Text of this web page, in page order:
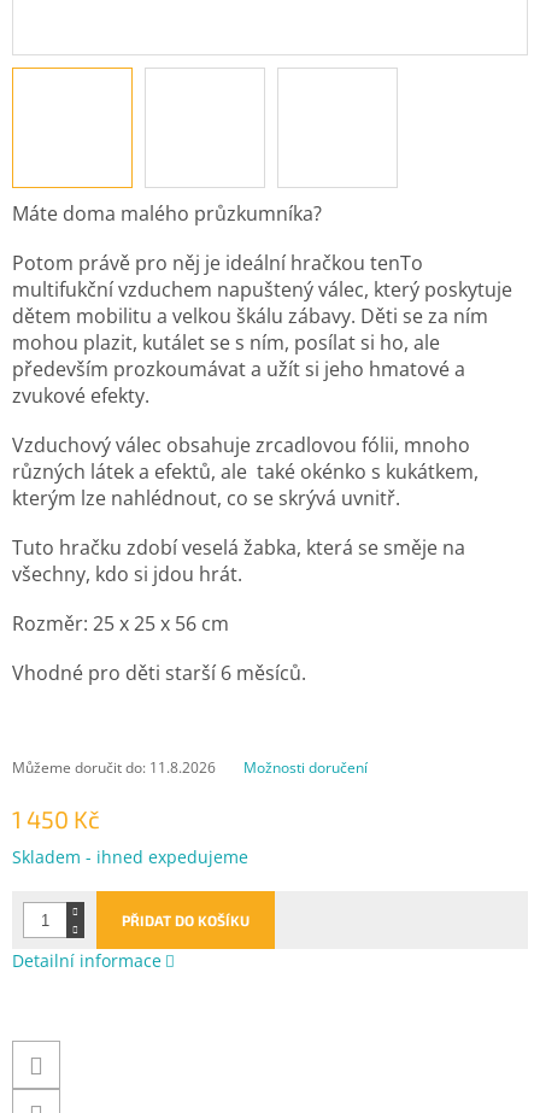
1 450 Kč
Měrná
Skladem - ihned expedujeme
Můžeme doručit do: 11.8.2026 Možnosti doručení
PŘIDAT DO KOŠÍKU
Máte doma malého průzkumníka?
Potom právě pro něj je ideální hračkou tenTo
multifukční vzduchem napuštený válec, který poskytuje
dětem mobilitu a velkou škálu zábavy. Děti se za ním
mohou plazit, kutálet se s ním, posílat si ho, ale
především prozkoumávat a užít si jeho hmatové a
zvukové efekty.
Vzduchový válec obsahuje zrcadlovou fólii, mnoho
různých látek a efektů, ale také okénko s kukátkem,
kterým lze nahlédnout, co se skrývá uvnitř.
Tuto hračku zdobí veselá žabka, která se směje na
všechny, kdo si jdou hrát.
Rozměr: 25 x 25 x 56 cm
Vhodné pro děti starší 6 měsíců.
Detailní informace